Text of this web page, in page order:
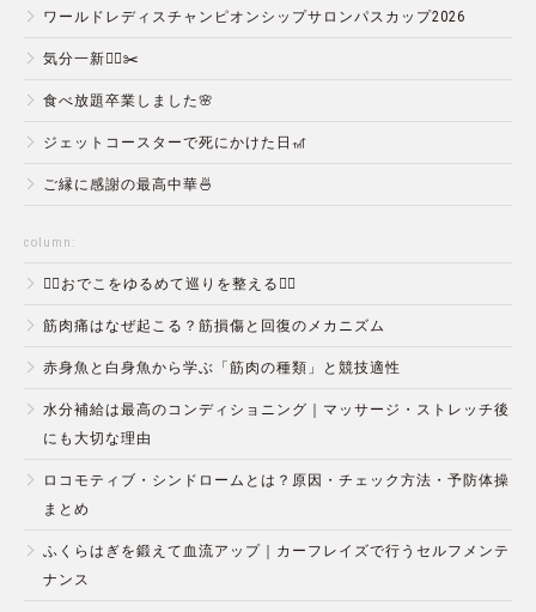
ワールドレディスチャンピオンシップサロンパスカップ2026
気分一新💇‍♂️✂️
食べ放題卒業しました🌸
ジェットコースターで死にかけた日🎢
ご縁に感謝の最高中華🍜
column:
💆‍♀️おでこをゆるめて巡りを整える💆‍♂️
筋肉痛はなぜ起こる？筋損傷と回復のメカニズム
赤身魚と白身魚から学ぶ「筋肉の種類」と競技適性
水分補給は最高のコンディショニング｜マッサージ・ストレッチ後
にも大切な理由
ロコモティブ・シンドロームとは？原因・チェック方法・予防体操
まとめ
ふくらはぎを鍛えて血流アップ｜カーフレイズで行うセルフメンテ
ナンス